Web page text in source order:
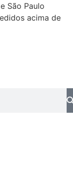
São Paulo
acima de